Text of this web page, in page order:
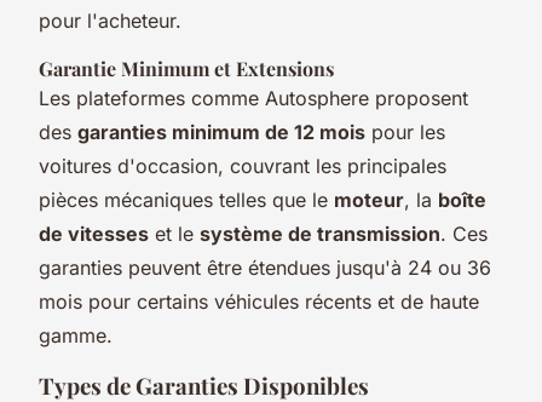
pour l'acheteur.
Garantie Minimum et Extensions
Les plateformes comme Autosphere proposent
des garanties minimum de 12 mois pour les
voitures d'occasion, couvrant les principales
pièces mécaniques telles que le moteur, la boîte
de vitesses et le système de transmission. Ces
garanties peuvent être étendues jusqu'à 24 ou 36
mois pour certains véhicules récents et de haute
gamme.
Types de Garanties Disponibles